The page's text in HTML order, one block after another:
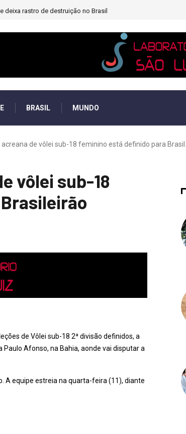
deixa rastro de destruição no Brasil
BRASIL MUNDO
de vôlei sub-18 feminino está definido para Brasil...
vôlei sub-18
de Vôlei sub-18 2ª divisão definidos, a
Afonso, na Bahia, aonde vai disputar a
A equipe estreia na quarta-feira (11), diante